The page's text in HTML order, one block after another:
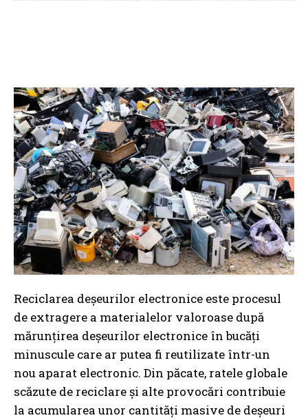
Reciclarea deșeurilor electronice este procesul
de extragere a materialelor valoroase după
mărunțirea deșeurilor electronice în bucăți
minuscule care ar putea fi reutilizate într-un
nou aparat electronic. Din păcate, ratele globale
scăzute de reciclare și alte provocări contribuie
la acumularea unor cantități masive de deșeuri